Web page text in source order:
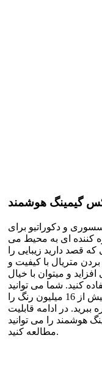
گیمینگ هوشمند
و دکوراتیو برای
کننده ای به محیط می
قصد دارید زیبایی را
بردن متریال با کیفیت و
و میتوان با خیال
کنید. شما می توانید
به راحتی از طریق تلفن همراه خود بیش از 16 میلیون رنگ را
ببرید. در ادامه قابلیت
هوشمند را می توانید
مطالعه کنید.